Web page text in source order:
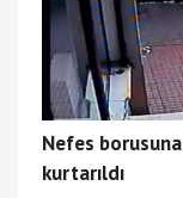
Nefes
kurtarıldı